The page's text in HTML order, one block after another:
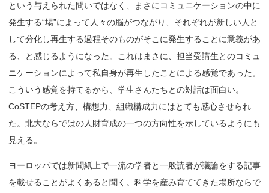
という与えられた問いではなく、まさにコミュニケーションの中に
発生する“場”によって人々の脳がつながり、それぞれが新しい人と
して分化し再生する過程そのものがそこに発生することに意義があ
る、と感じるようになった。これはまさに、担当受講生とのコミュ
ニケーションによって私自身が再生したことによる感覚であった。
こういう感覚を持てるから、学生さんたちとの対話は面白い。
CoSTEPの考え方、構想力、組織構成力にはとても感心させられ
た。北大ならではの人財育成の一つの方向性を示しているようにも
見える。
ヨーロッパでは新聞紙上で一流の学者と一般読者が議論をする記事
を載せることがよくあると聞く。科学を産み育ててきた場所ならで